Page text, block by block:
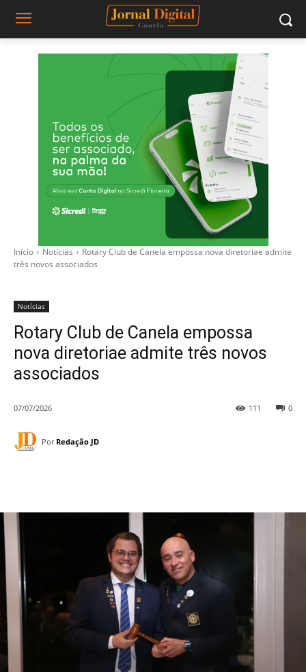
Início Notícias
Rotary Club de Canela empossa nova diretoriae admite
três novos associados
Notícias
Rotary Club de Canela empossa
nova diretoriae admite três novos
associados
07/07/2026 0
111
Por Redação JD